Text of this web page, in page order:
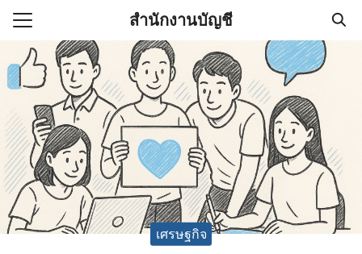
Skip
content
สำนักงานบัญชี
(ไม่มีชื่อ)
านบัญชี (Accounting
ช่วยสำคัญในการบริหาร
Search
for:
เศรษฐกิจ